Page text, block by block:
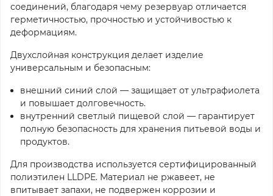
соединений, благодаря чему резервуар отличается
герметичностью, прочностью и устойчивостью к
деформациям.
Двухслойная конструкция делает изделие
универсальным и безопасным:
внешний синий слой — защищает от ультрафиолета
и повышает долговечность.
внутренний светлый пищевой слой — гарантирует
полную безопасность для хранения питьевой воды и
продуктов.
Для производства используется сертифицированный
полиэтилен LLDPE. Материал не ржавеет, не
впитывает запахи, не подвержен коррозии и